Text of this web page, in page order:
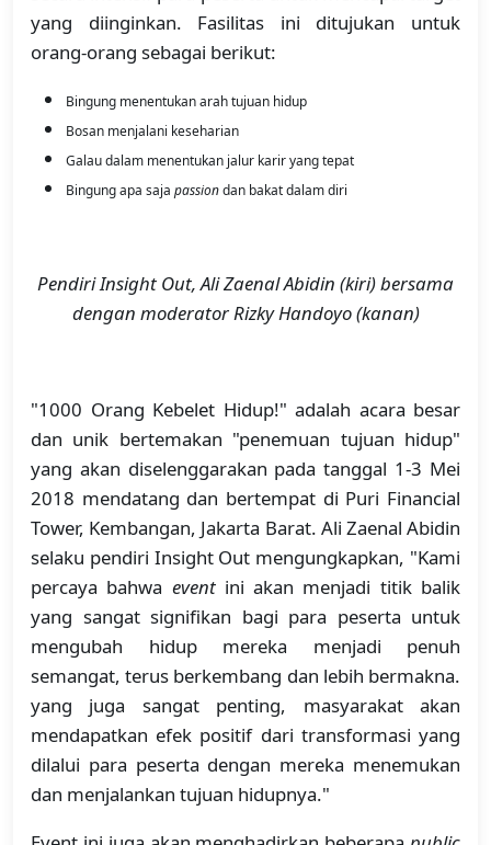
yang diinginkan. Fasilitas ini ditujukan untuk
orang-orang sebagai berikut:
Bingung menentukan arah tujuan hidup
Bosan menjalani keseharian
Galau dalam menentukan jalur karir yang tepat
Bingung apa saja passiondan bakat dalam diri
Pendiri Insight Out, Ali Zaenal Abidin (kiri) bersama
dengan moderator Rizky Handoyo (kanan)
"1000 Orang Kebelet Hidup!" adalah acara besar
dan unik bertemakan "penemuan tujuan hidup"
yang akan diselenggarakan pada tanggal 1-3 Mei
2018 mendatang dan bertempat di Puri Financial
Tower, Kembangan, Jakarta Barat. Ali Zaenal Abidin
selaku pendiri Insight Out mengungkapkan, "Kami
percaya bahwa event ini akan menjadi titik balik
yang sangat signifikan bagi para peserta untuk
mengubah hidup mereka menjadi penuh
semangat, terus berkembang dan lebih bermakna.
yang juga sangat penting, masyarakat akan
mendapatkan efek positif dari transformasi yang
dilalui para peserta dengan mereka menemukan
dan menjalankan tujuan hidupnya."